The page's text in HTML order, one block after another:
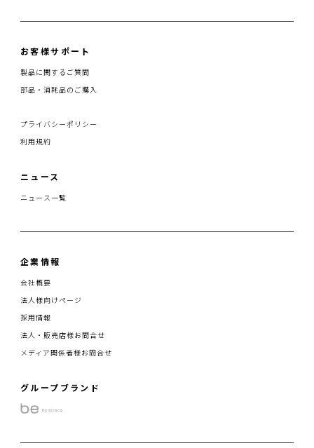
お客様サポート
製品に関するご質問
部品・消耗品のご購入
プライバシーポリシー
利用規約
ニュース
ニュース一覧
企業情報
会社概要
法人様向けページ
採用情報
法人・販売店様お問合せ
メディア関係者様お問合せ
グループブランド